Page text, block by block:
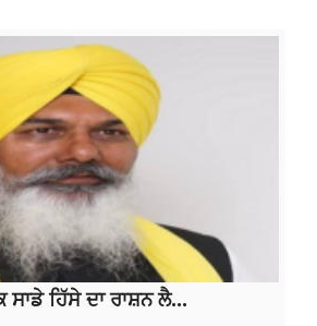
ਸਾਡੇ ਹਿੱਸੇ ਦਾ ਰਾਸ਼ਨ ਲੈ...